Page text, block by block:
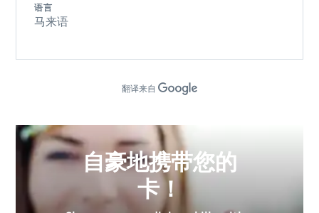
语言
马来语
翻译来自
自豪地携带您的
卡！